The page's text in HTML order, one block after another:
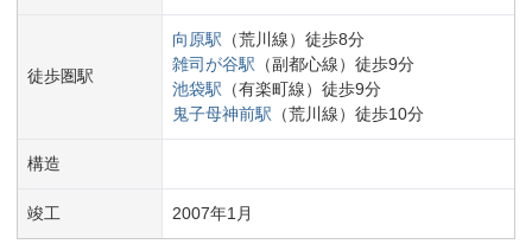
徒歩圏駅
向原駅 （荒川線） 徒歩8分
雑司が谷駅 （副都心線） 徒歩9分
池袋駅 （有楽町線） 徒歩9分
鬼子母神前駅 （荒川線） 徒歩10分
構造
竣工 2007年1 月